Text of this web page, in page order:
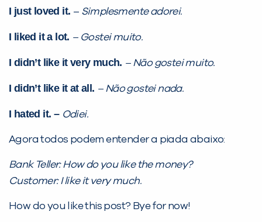
I just loved it. – Simplesmente adorei.
I liked it a lot. – Gostei muito.
I didn’t like it very much. – Não gostei muito.
I didn’t like it at all. – Não gostei nada.
I hated it. – Odiei.
Agora todos podem entender a piada abaixo:
Bank Teller: How do you like the money?
Customer: I like it very much.
How do you like this post? Bye for now!